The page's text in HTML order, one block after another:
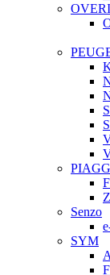
Senzo
SYM